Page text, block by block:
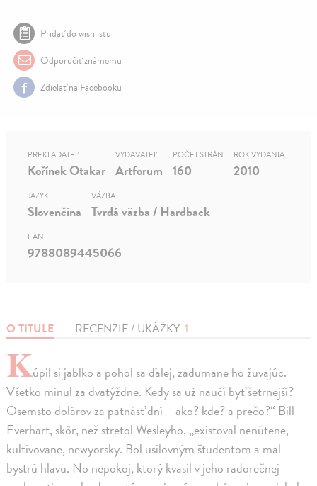
Pridať do wishlistu
Odporučiť známemu
Zdielať na Facebooku
O TITULE RECENZIE / UKÁŽKY 1
Kúpil si jablko a pohol sa ďalej, zadumane ho žuvajúc.
Všetko minul za dvatýždne. Kedy sa už naučí byť šetrnejší?
Osemsto dolárov za pätnásť dní – ako? kde? a prečo?“ Bill
Everhart, skôr, než stretol Wesleyho, „existoval nenútene,
kultivovane, newyorsky. Bol usilovným študentom a mal
bystrú hlavu. No nepokoj, ktorý kvasil v jeho radorečnej
PREKLADATEĽ
Kořínek Otakar
VYDAVATEĽ
Artforum
POČET STRÁN
160
ROK VYDANIA
2010
JAZYK
Slovenčina
VÄZBA
Tvrdá väzba / Hardback
EAN
9788089445066